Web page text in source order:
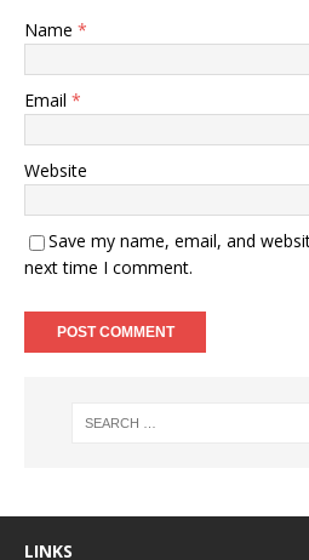
Name *
Email *
Website
Save my name, email, and
next time I comment.
LINKS